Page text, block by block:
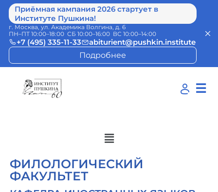
Приёмная кампания 2026 стартует в
Институте Пушкина!
г. Москва, ул. Академика Волгина, д. 6
ПН–ПТ 10:00–18:00 СБ 10:00–16:00 ВС 10:00–14:00
+7 (495) 335-11-33
abiturient@pushkin.institute
Подробнее
☰
ФИЛОЛОГИЧЕСКИЙ
ФАКУЛЬТЕТ